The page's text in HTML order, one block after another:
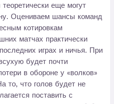
еще могут
Оцениваем шансы команд
котировкам
матчах практически
играх и ничья. При
будет почти
в обороне у «волков»
то, что голов будет не
поставить с